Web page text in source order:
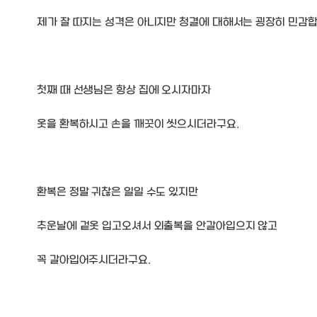
제가 잘 따지는 성격은 아니지만 청결에 대해서는 굉장히 민감
첫째 때 선생님은 항상 집에 오시자마자
옷을 환복하시고 손을 깨끗이 씻으시더라구요.
환복은 정말 귀찮은 일일 수도 있지만
추운날에 겉옷 입고오셔서 외출복을 안갈아입으지 않고
꼭 갈아입어주시더라구요.